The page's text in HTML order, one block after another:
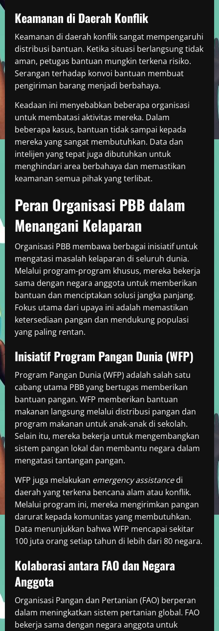
Keamanan di Daerah Konflik
Keamanan di daerah konflik sangat mempengaruhi
distribusi bantuan. Ketika situasi berlangsung tidak
aman, petugas bantuan mungkin terkena risiko.
Serangan terhadap konvoi bantuan membuat
pengiriman barang menjadi berbahaya.
Keadaan ini menyebabkan beberapa organisasi
untuk membatasi aktivitas mereka. Dalam
beberapa kasus, bantuan tidak sampai kepada
mereka yang sangat membutuhkan. Data dan
intelijen yang tepat juga dibutuhkan untuk
menghindari area berbahaya dan memastikan
keamanan semua pihak yang terlibat.
Peran Organisasi PBB dalam
Menangani Kelaparan
Organisasi PBB membawa berbagai inisiatif untuk
mengatasi masalah kelaparan di seluruh dunia.
Melalui program-program khusus, mereka bekerja
sama dengan negara anggota untuk memberikan
bantuan dan menciptakan solusi jangka panjang.
Fokus utama dari upaya ini adalah memastikan
ketersediaan pangan dan mendukung populasi
yang paling rentan.
Inisiatif Program Pangan Dunia (WFP)
Program Pangan Dunia (WFP) adalah salah satu
cabang utama PBB yang bertugas memberikan
bantuan pangan. WFP memberikan bantuan
makanan langsung melalui distribusi pangan dan
program makanan untuk anak-anak di sekolah.
Selain itu, mereka bekerja untuk mengembangkan
sistem pangan lokal dan membantu negara dalam
mengatasi tantangan pangan.
WFP juga melakukan emergency assistancedi
daerah yang terkena bencana alam atau konflik.
Melalui program ini, mereka mengirimkan pangan
darurat kepada komunitas yang membutuhkan.
Data menunjukkan bahwa WFP mencapai sekitar
100 juta orang setiap tahun di lebih dari 80 negara.
Kolaborasi antara FAO dan Negara
Anggota
Organisasi Pangan dan Pertanian (FAO) berperan
dalam meningkatkan sistem pertanian global. FAO
bekerja sama dengan negara anggota untuk